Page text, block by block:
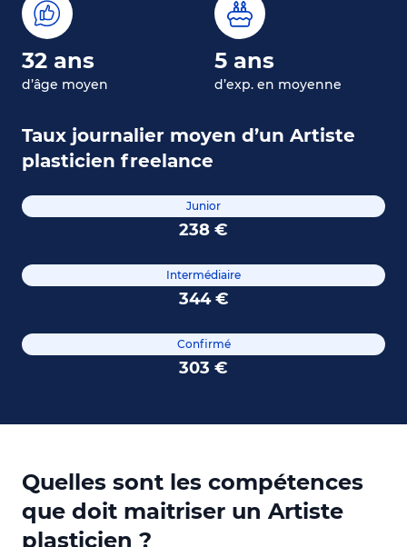
32 ans
d’âge moyen
5 ans
d’exp. en moyenne
Taux journalier moyen d’un Artiste
plasticien freelance
Junior
238 €
Intermédiaire
344 €
Confirmé
303 €
Quelles sont les compétences
que doit maitriser un Artiste
plasticien ?